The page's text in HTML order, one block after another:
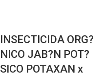
INSECTICIDA ORG?
NICO JAB?N POT?
SICO POTAXAN x